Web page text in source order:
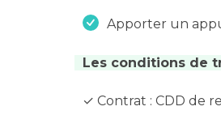
Apporter un
Les conditions de
✓ Contrat : CDD de